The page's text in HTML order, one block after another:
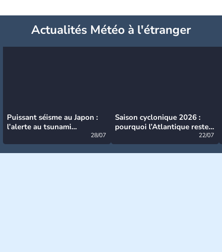
Actualités Météo à l'étranger
Puissant séisme au Japon :
l’alerte au tsunami
28/07
Saison cyclonique 2026 :
pourquoi l’Atlantique reste
22/07